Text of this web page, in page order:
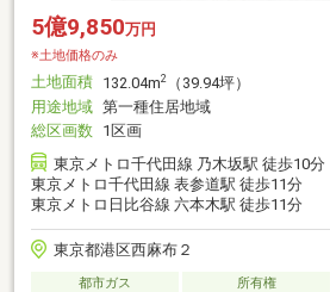
5億9,850万円
※土地価格のみ
土地面積 132.04m2
（39.94坪）
用途地域 第一種住居地域
総区画数 1区画
東京メトロ千代田線 乃木坂駅 徒歩10分
東京メトロ千代田線 表参道駅 徒歩11分
東京メトロ日比谷線 六本木駅 徒歩11分
東京都港区西麻布２
都市ガス 所有権